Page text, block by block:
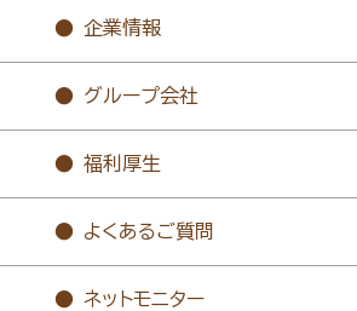
企業情報
グループ会社
福利厚生
よくあるご質問
ネットモニター